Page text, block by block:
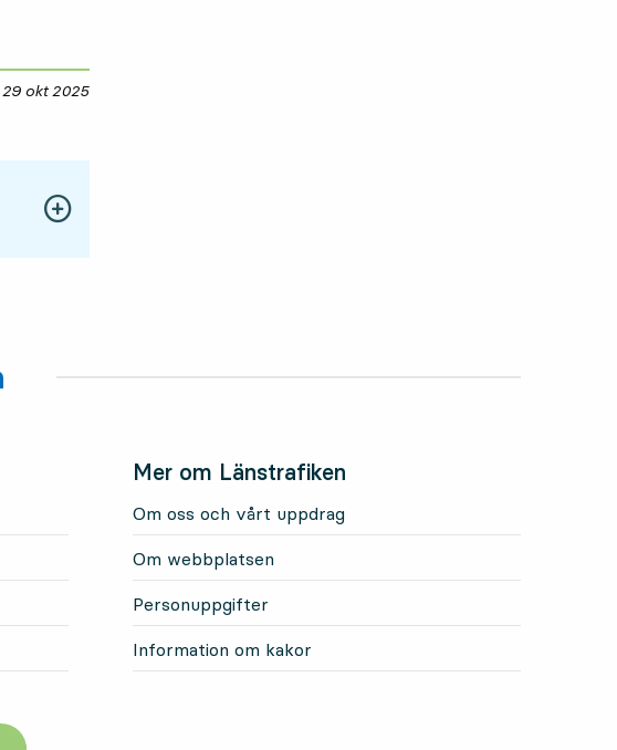
29 okt 2025
Mer om Länstrafiken
Om oss och vårt uppdrag
Om webbplatsen
Personuppgifter
Information om kakor